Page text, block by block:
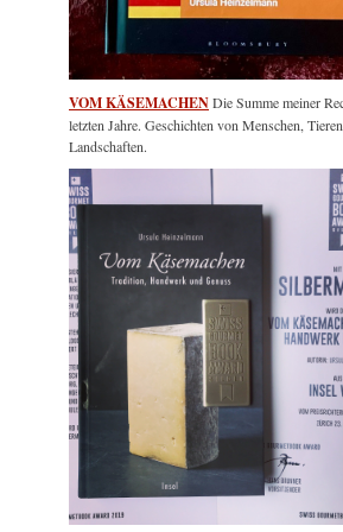
VOM KÄSEMACHENDie Summe meiner
letzten Jahre. Geschichten von Menschen, Tieren,
Landschaften.